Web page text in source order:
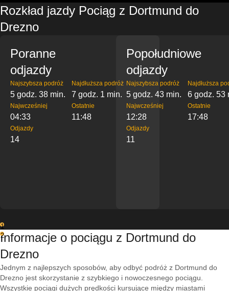
Rozkład jazdy Pociąg z Dortmund do
Drezno
Poranne
odjazdy
Najszybsza podróż
5 godz. 38 min.
Najdłuższa podróż
7 godz. 1 min.
Najwcześniej
04:33
Ostatnie
11:48
Odjazdy
14
Popołudniowe
odjazdy
Najszybsza podróż
5 godz. 43 min.
Najdłuższa
6 godz. 53
Najwcześniej
12:28
Ostatnie
17:48
Odjazdy
11
1
2
Informacje o pociągu z Dortmund do
Drezno
Jednym z najlepszych sposobów, aby odbyć podróż z Dortmund do
Drezno jest skorzystanie z szybkiego i nowoczesnego pociągu.
Wszystkie pociągi dużych prędkości kursujące między miastami